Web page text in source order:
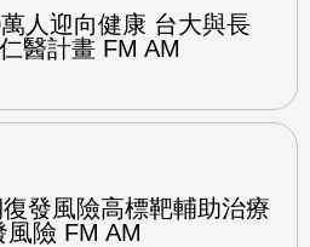
人迎向健康 台大與長
醫計畫 FM AM
發風險高標靶輔助治療
風險 FM AM